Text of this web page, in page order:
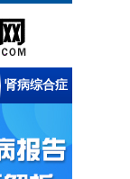
肾病综合症